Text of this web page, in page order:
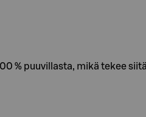
% puuvillasta, mikä tekee